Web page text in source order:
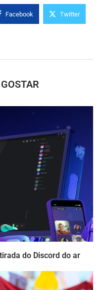
Facebook Twitter
do Discord do ar